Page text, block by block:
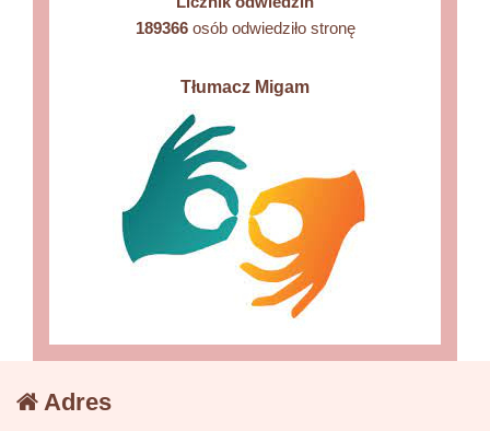
189366osób odwiedziło stronę
Tłumacz Migam
Adres